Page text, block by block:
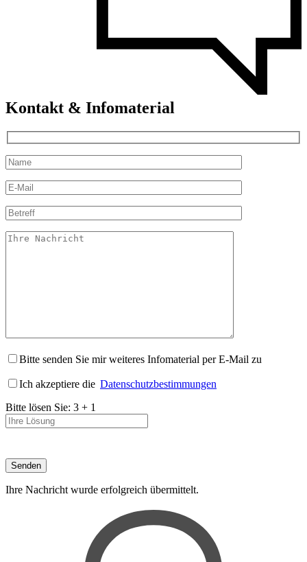
Kontakt & Infomaterial
Bitte senden Sie mir weiteres Infomaterial per E-Mail zu
Ich akzeptiere die Datenschutzbestimmungen
Bitte lösen Sie: 3 + 1
Ihre Nachricht wurde erfolgreich übermittelt.